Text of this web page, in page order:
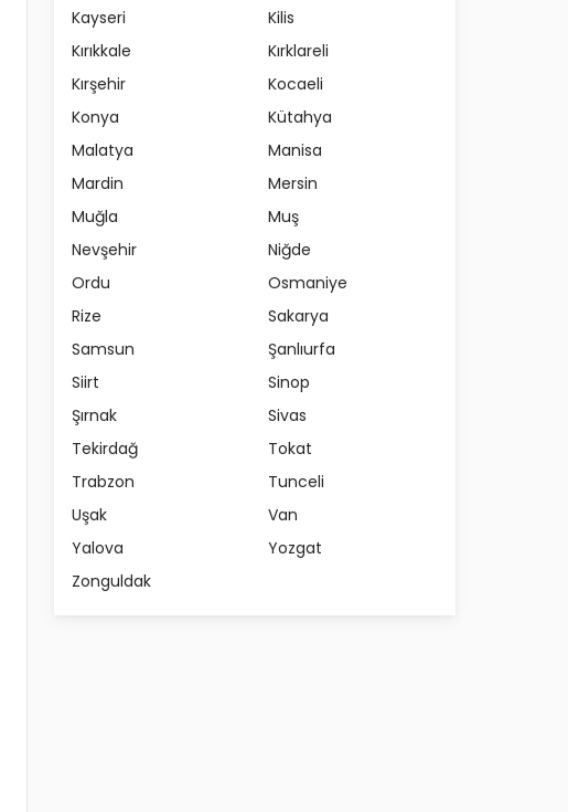
Kayseri
Kilis
Kırıkkale
Kırklareli
Kırşehir
Kocaeli
Konya
Kütahya
Malatya
Manisa
Mardin
Mersin
Muğla
Muş
Nevşehir
Niğde
Ordu
Osmaniye
Rize
Sakarya
Samsun
Şanlıurfa
Siirt
Sinop
Şırnak
Sivas
Tekirdağ
Tokat
Trabzon
Tunceli
Uşak
Van
Yalova
Yozgat
Zonguldak